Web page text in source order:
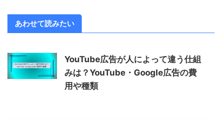
あわせて読みたい
YouTube広告が人によって違う仕組
みは？YouTube・Google広告の費
用や種類